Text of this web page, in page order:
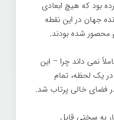
بود که هیچ ابعادی
جهان در این نقطه
محصور شده بودند.
نمی داند چرا – این
یک لحظه، تمام
فضای خالی پرتاب شد.
به سختی قابل